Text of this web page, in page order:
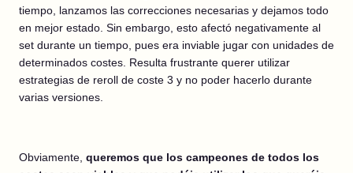
tiempo, lanzamos las correcciones necesarias y dejamos todo
en mejor estado. Sin embargo, esto afectó negativamente al
set durante un tiempo, pues era inviable jugar con unidades de
determinados costes. Resulta frustrante querer utilizar
estrategias de reroll de coste 3 y no poder hacerlo durante
varias versiones.
Obviamente, queremos que los campeones de todos los